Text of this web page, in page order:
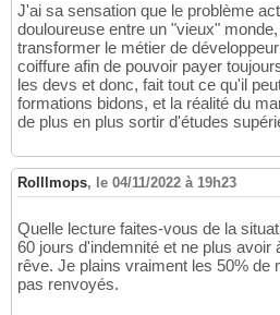
J'ai sa sensation que le problème
douloureuse entre un "vieux"
transformer le métier de
coiffure afin de pouvoir payer
les devs et donc, fait tout ce qu'il
formations bidons, et la réalité du
de plus en plus sortir d'études
Rolllmops, le 04/11/2022 à 19h23
Quelle lecture faites-vous de la
60 jours d'indemnité et ne plus avoir
rêve. Je plains vraiment les 50% de
pas renvoyés.